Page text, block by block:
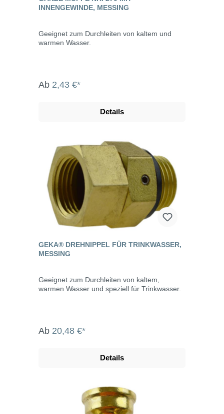
INNENGEWINDE, MESSING
Geeignet zum Durchleiten von kaltem und
warmen Wasser.
Ab 2,43 €*
Details
GEKA® DREHNIPPEL FÜR TRINKWASSER,
MESSING
Geeignet zum Durchleiten von kaltem,
warmen Wasser und speziell für Trinkwasser.
Ab 20,48 €*
Details